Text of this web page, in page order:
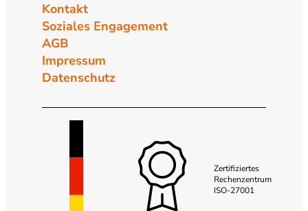
Kontakt
Soziales Engagement
AGB
Impressum
Datenschutz
Zertifiziertes
Rechenzentrum
ISO-27001